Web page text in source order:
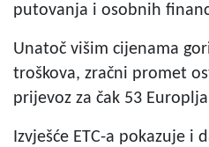
putovanja i osobnih
Unatoč višim cijenama
troškova, zračni promet
prijevoz za čak 53
Izvješće ETC-a pokazuje i